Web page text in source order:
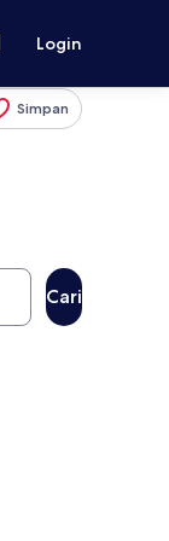
Login
Simpan
Cari